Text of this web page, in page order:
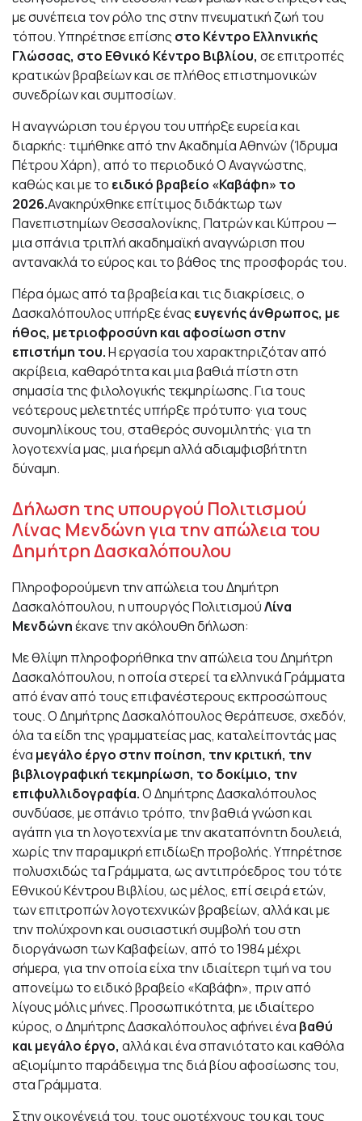
με συνέπεια τον ρόλο της στην πνευματική ζωή του
τόπου. Υπηρέτησε επίσης στο Κέντρο Ελληνικής
Γλώσσας, στο Εθνικό Κέντρο Βιβλίου, σε επιτροπές
κρατικών βραβείων και σε πλήθος επιστημονικών
συνεδρίων και συμποσίων.
Η αναγνώριση του έργου του υπήρξε ευρεία και
διαρκής: τιμήθηκε από την Ακαδημία Αθηνών (Ίδρυμα
Πέτρου Χάρη), από το περιοδικό Ο Αναγνώστης,
καθώς και με το ειδικό βραβείο «Καβάφη» το
2026.Ανακηρύχθηκε επίτιμος διδάκτωρ των
Πανεπιστημίων Θεσσαλονίκης, Πατρών και Κύπρου —
μια σπάνια τριπλή ακαδημαϊκή αναγνώριση που
αντανακλά το εύρος και το βάθος της προσφοράς του.
Πέρα όμως από τα βραβεία και τις διακρίσεις, ο
Δασκαλόπουλος υπήρξε ένας ευγενής άνθρωπος, με
ήθος, μετριοφροσύνη και αφοσίωση στην
επιστήμη του.Η εργασία του χαρακτηριζόταν από
ακρίβεια, καθαρότητα και μια βαθιά πίστη στη
σημασία της φιλολογικής τεκμηρίωσης. Για τους
νεότερους μελετητές υπήρξε πρότυπο· για τους
συνομηλίκους του, σταθερός συνομιλητής· για τη
λογοτεχνία μας, μια ήρεμη αλλά αδιαμφισβήτητη
δύναμη.
Δήλωση της υπουργού Πολιτισμού
Λίνας Μενδώνη για την απώλεια του
Δημήτρη Δασκαλόπουλου
Πληροφορούμενη την απώλεια του Δημήτρη
Δασκαλόπουλου, η υπουργός ΠολιτισμούΛίνα
Μενδώνηέκανε την ακόλουθη δήλωση:
Με θλίψη πληροφορήθηκα την απώλεια του Δημήτρη
Δασκαλόπουλου, η οποία στερεί τα ελληνικά Γράμματα
από έναν από τους επιφανέστερους εκπροσώπους
τους. Ο Δημήτρης Δασκαλόπουλος θεράπευσε, σχεδόν,
όλα τα είδη της γραμματείας μας, καταλείποντάς μας
ένα μεγάλο έργο στην ποίηση, την κριτική, την
βιβλιογραφική τεκμηρίωση, το δοκίμιο, την
επιφυλλιδογραφία.Ο Δημήτρης Δασκαλόπουλος
συνδύασε, με σπάνιο τρόπο, την βαθιά γνώση και
αγάπη για τη λογοτεχνία με την ακαταπόνητη δουλειά,
χωρίς την παραμικρή επιδίωξη προβολής. Υπηρέτησε
πολυσχιδώς τα Γράμματα, ως αντιπρόεδρος του τότε
Εθνικού Κέντρου Βιβλίου, ως μέλος, επί σειρά ετών,
των επιτροπών λογοτεχνικών βραβείων, αλλά και με
την πολύχρονη και ουσιαστική συμβολή του στη
διοργάνωση των Καβαφείων, από το 1984 μέχρι
σήμερα, για την οποία είχα την ιδιαίτερη τιμή να του
απονείμω το ειδικό βραβείο «Καβάφη», πριν από
λίγους μόλις μήνες. Προσωπικότητα, με ιδιαίτερο
κύρος, ο Δημήτρης Δασκαλόπουλος αφήνει ένα βαθύ
και μεγάλο έργο, αλλά και ένα σπανιότατο και καθόλα
αξιομίμητο παράδειγμα της διά βίου αφοσίωσης του,
στα Γράμματα.
Στην οικογένειά του, τους ομοτέχνους του και τους